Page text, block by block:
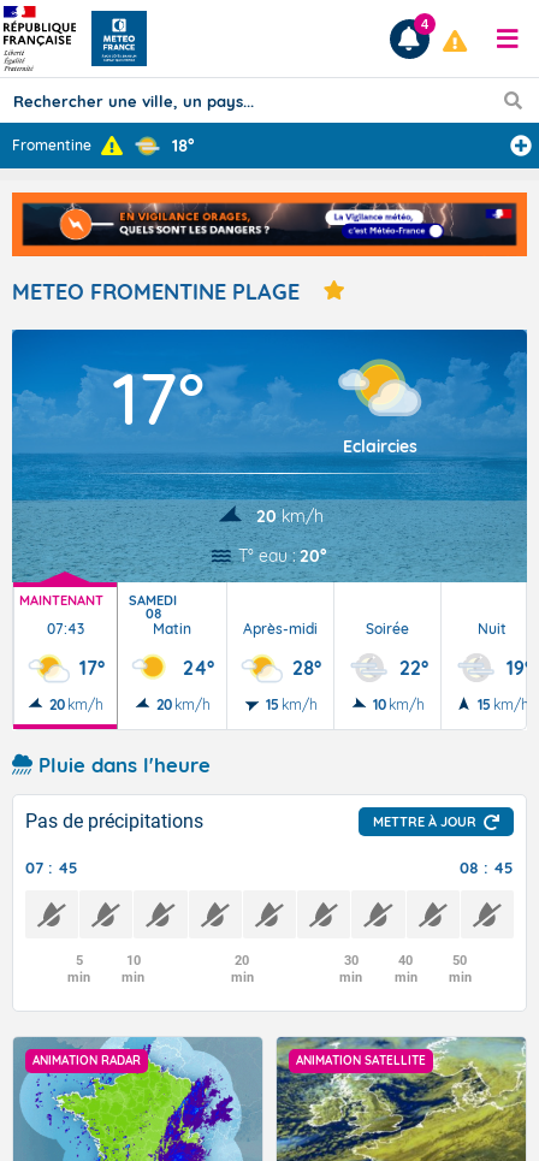
Prévisions
TOUS LES RÉSULTATS
Articles
4
Fromentine 18°
METEO FROMENTINE PLAGE
17°
Eclaircies
20 km/h
T° eau :20°
MAINTENANT
07:43
17°
20 km/h
SAMEDI
08
Matin
24°
20 km/h
Après-midi
28°
15 km/h
Soirée
22°
10 km/h
Nuit
19°
15 km/h
Pluie dans l'heure
Pas de précipitations METTRE À JOUR
07 : 45 08 : 45
5
min
10
min
20
min
30
min
40
min
50
min
ANIMATION RADAR ANIMATION SATELLITE